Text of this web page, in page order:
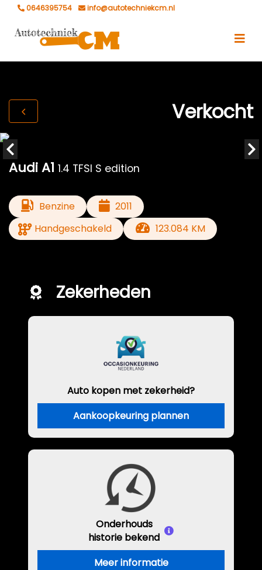
0646395754 info@autotechniekcm.nl
Verkocht
Audi A1 1.4 TFSI S edition
Benzine
2011
Handgeschakeld
123.084 KM
Zekerheden
Auto kopen met zekerheid?
Aankoopkeuring plannen
Onderhouds
historie bekend
Meer informatie